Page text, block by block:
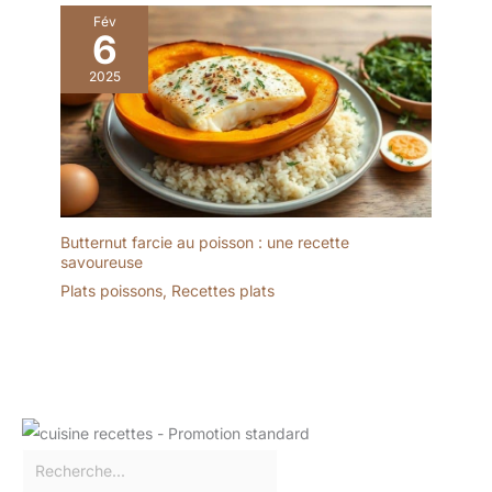
partir de plastique de
haute qualité, il est
robuste dans la texture
et a d'excellentes
performances
résistantes aux éclats.
Comparé aux plaques en
céramique
traditionnelles, il peut
mieux résister aux
collisions et aux chutes
quotidienne, sans crainte
le lave-vaisselle pour le
Fév
6
2025
Butternut farcie au poisson : une recette
savoureuse
Plats poissons, Recettes plats